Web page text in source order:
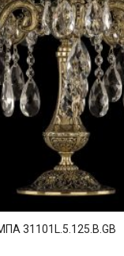
31101L.5.125.B.GB